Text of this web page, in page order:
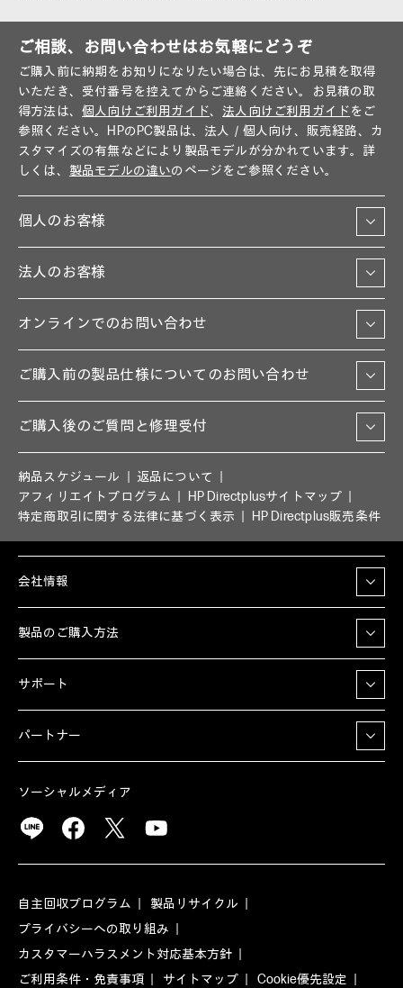
ご相談、お問い合わせはお気軽にどうぞ
ご購入前に納期をお知りになりたい場合は、先にお見積を取得
いただき、受付番号を控えてからご連絡ください。お見積の取
得方法は、 個人向けご利用ガイド、 法人向けご利用ガイドをご
参照ください。HPのPC製品は、法人／個人向け、販売経路、カ
スタマイズの有無などにより製品モデルが分かれています。詳
しくは、 製品モデルの違いのページをご参照ください。
個人のお客様
法人のお客様
オンラインでのお問い合わせ
ご購入前の製品仕様についてのお問い合わせ
ご購入後のご質問と修理受付
納品スケジュール
返品について
アフィリエイトプログラム
HP Directplusサイトマップ
特定商取引に関する法律に基づく表示
HP Directplus販売条件
会社情報
製品のご購入方法
サポート
パートナー
ソーシャルメディア
自主回収プログラム
製品リサイクル
プライバシーへの取り組み
カスタマーハラスメント対応基本方針
ご利用条件・免責事項
サイトマップ Cookie優先設定